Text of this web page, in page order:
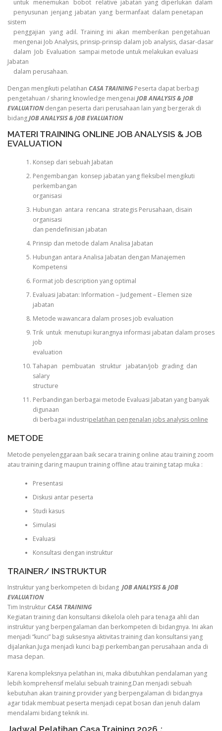
untuk menemukan bobot relative jabatan yang diperlukan dalam
penyusunan jenjang jabatan yang bermanfaat dalam penetapan
sistem
penggajian yang adil. Training ini akan memberikan pengetahuan
mengenai Job Analysis, prinsip-prinsip dalam job analysis, dasar-dasar
dalam Job Evaluation sampai metode untuk melakukan evaluasi
Jabatan
dalam perusahaan.
Dengan mengikuti pelatihan CASA TRAINING Peserta dapat berbagi
pengetahuan / sharing knowledge mengenai JOB ANALYSIS & JOB
EVALUATIONdengan peserta dari perusahaan lain yang bergerak di
bidangJOB ANALYSIS & JOB EVALUATION
MATERI TRAINING ONLINE JOB ANALYSIS & JOB
EVALUATION
Konsep dari sebuah Jabatan
Pengembangan konsep jabatan yang fleksibel mengikuti
perkembangan
organisasi
Hubungan antara rencana strategis Perusahaan, disain
organisasi
dan pendefinisian jabatan
Prinsip dan metode dalam Analisa Jabatan
Hubungan antara Analisa Jabatan dengan Manajemen
Kompetensi
Format job description yang optimal
Evaluasi Jabatan: Information – Judgement – Elemen size
jabatan
Metode wawancara dalam proses job evaluation
Trik untuk menutupi kurangnya informasi jabatan dalam proses
job
evaluation
Tahapan pembuatan struktur jabatan/job grading dan
salary
structure
Perbandingan berbagai metode Evaluasi Jabatan yang banyak
digunaan
di berbagai industripelatihan pengenalan jobs analysis online
METODE
Metode penyelenggaraan baik secara training online atau training zoom
atau training daring maupun training offline atau training tatap muka :
Presentasi
Diskusi antar peserta
Studi kasus
Simulasi
Evaluasi
Konsultasi dengan instruktur
TRAINER/ INSTRUKTUR
Instruktur yang berkompeten di bidang JOB ANALYSIS & JOB
EVALUATION
Tim InstrukturCASA TRAINING
Kegiatan training dan konsultansi dikelola oleh para tenaga ahli dan
instruktur yang berpengalaman dan berkompeten di bidangnya. Ini akan
menjadi “kunci” bagi suksesnya aktivitas training dan konsultansi yang
dijalankan.Juga menjadi kunci bagi perkembangan perusahaan anda di
masa depan.
Karena kompleksnya pelatihan ini, maka dibutuhkan pendalaman yang
lebih komprehensif melalui sebuah training.Dan menjadi sebuah
kebutuhan akan training provider yang berpengalaman di bidangnya
agar tidak membuat peserta menjadi cepat bosan dan jenuh dalam
mendalami bidang teknik ini.
Jadwal Pelatihan Casa Training 2026 :